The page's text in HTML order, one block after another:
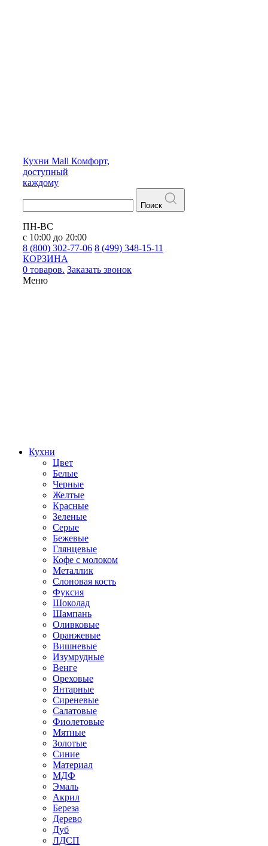
Кухни Mall Комфорт,
доступный
каждому
Поиск
ПН-ВС
с 10:00 до 20:00
8 (800) 302-77-06 8 (499) 348-15-11
КОРЗИНА
0 товаров. Заказать звонок
Меню
Кухни
Цвет
Белые
Черные
Желтые
Красные
Зеленые
Серые
Бежевые
Глянцевые
Кофе с молоком
Металлик
Слоновая кость
Фуксия
Шоколад
Шампань
Оливковые
Оранжевые
Вишневые
Изумрудные
Венге
Ореховые
Янтарные
Сиреневые
Салатовые
Фиолетовые
Мятные
Золотые
Синие
Материал
МДФ
Эмаль
Акрил
Береза
Дерево
Дуб
ЛДСП